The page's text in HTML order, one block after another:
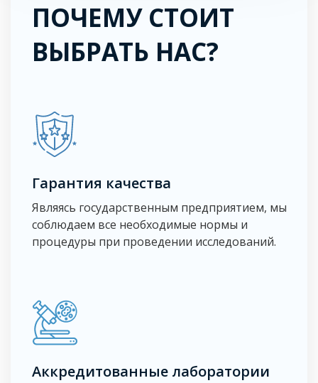
ПОЧЕМУ СТОИТ
ВЫБРАТЬ НАС?
Гарантия качества
Являясь государственным предприятием, мы
соблюдаем все необходимые нормы и
процедуры при проведении исследований.
Аккредитованные лаборатории